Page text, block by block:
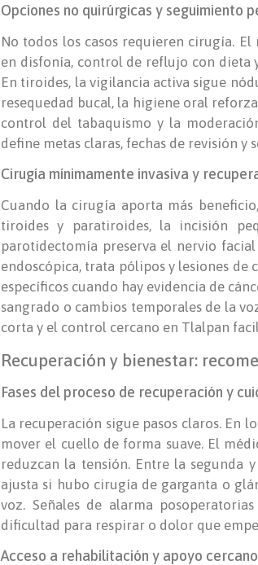
Opciones no quirúrgicas y seguimiento
No todos los casos requieren cirugía.
en disfonía, control de reflujo con dieta
En tiroides, la vigilancia activa sigue
resequedad bucal, la higiene oral
control del tabaquismo y la
define metas claras, fechas de revisión y
Cirugía mínimamente invasiva y
Cuando la cirugía aporta más
tiroides y paratiroides, la incisión
parotidectomía preserva el nervio
endoscópica, trata pólipos y lesiones de
específicos cuando hay evidencia de
sangrado o cambios temporales de la
corta y el control cercano en Tlalpan
Recuperación y bienestar:
Fases del proceso de recuperación y
La recuperación sigue pasos claros. En
mover el cuello de forma suave. El
reduzcan la tensión. Entre la segunda
ajusta si hubo cirugía de garganta o
voz. Señales de alarma
dificultad para respirar o dolor que
Acceso a rehabilitación y apoyo